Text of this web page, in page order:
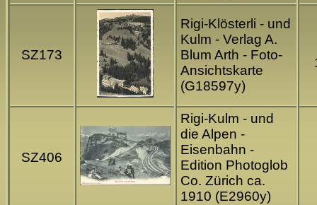
SZ173
Rigi-Klösterli - und
Kulm - Verlag A.
Blum Arth - Foto-
Ansichtskarte
(G18597y)
SZ406
Rigi-Kulm - und
die Alpen -
Eisenbahn -
Edition Photoglob
Co. Zürich ca.
1910 (E2960y)